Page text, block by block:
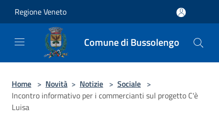
Regione Veneto
Comune di Bussolengo
Home > Novità > Notizie > Sociale >
Incontro informativo per i commercianti sul progetto C'è
Luisa